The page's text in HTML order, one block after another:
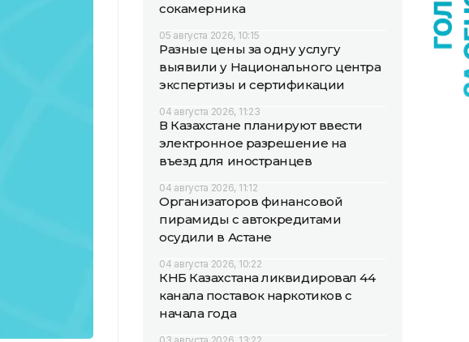
сокамерника
05 августа 2026, 10:15
Разные цены за одну услугу
выявили у Национального центра
экспертизы и сертификации
04 августа 2026, 11:23
В Казахстане планируют ввести
электронное разрешение на
въезд для иностранцев
04 августа 2026, 11:12
Организаторов финансовой
пирамиды с автокредитами
осудили в Астане
04 августа 2026, 10:22
КНБ Казахстана ликвидировал 44
канала поставок наркотиков с
начала года